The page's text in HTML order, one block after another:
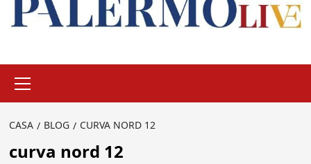
principale
CASA BLOG CURVA NORD 12
curva nord 12